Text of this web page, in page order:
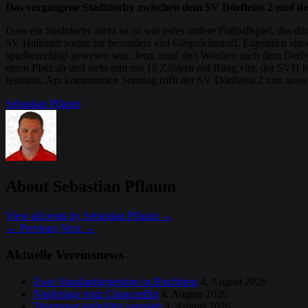
Das vergangene Stadtderby zwischen dem SV Dörfleins 2
Dass ein Stadtderby nicht so ist wie jedes andere Fußballspiel, das
SV Hallstadt sorgte für besonders viel Gesprächsstoff. Eigentlich
spielberechtigt gewesen sein. Jetzt, rund drei Wochen nach dem
einen Platz ab und steht nun mit 16 Zählern auf Rang vier, der
feststeht. Am kommenden Sonntag trifft der SV Dörfleins 2 nun
Sebastian Pflaum
About Sebastian Pflaum
View all posts by Sebastian Pflaum →
← Previous Next →
Aktuelle Vereinsnews
Zwei Standardgegentore in Bischberg 4. August 2026
Niederlage trotz Chancenflut 4. August 2026